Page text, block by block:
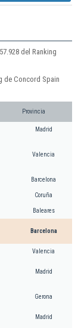
del Ranking
de Concord Spain
Provincia
Madrid
Valencia
Barcelona
Coruña
Baleares
Barcelona
Valencia
Madrid
Gerona
Madrid